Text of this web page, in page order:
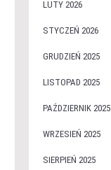
LUTY 2026
STYCZEŃ 2026
GRUDZIEŃ 2025
LISTOPAD 2025
PAŹDZIERNIK 2025
WRZESIEŃ 2025
SIERPIEŃ 2025